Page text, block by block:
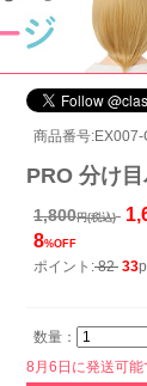
商品番号:EX007-
PRO 分け
1,800円(税込)
8%OFF
ポイント:82 33
数量：
8月6日に発送可